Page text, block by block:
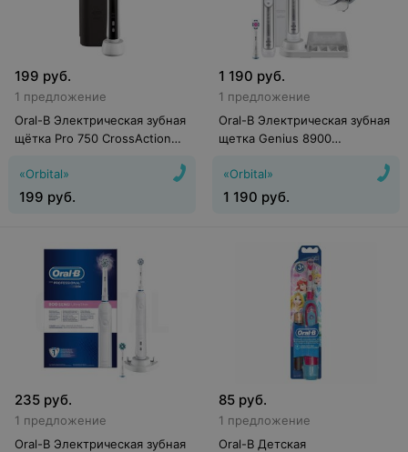
199 руб.
1 предложение
Oral-B Электрическая зубная
щётка Pro 750 CrossAction
«Orbital»
199 руб.
1 190 руб.
1 предложение
Oral-B Электрическая зубная
щетка Genius 8900
«Orbital»
1 190 руб.
235 руб.
1 предложение
Oral-B Электрическая зубная
85 руб.
1 предложение
Oral-B Детская